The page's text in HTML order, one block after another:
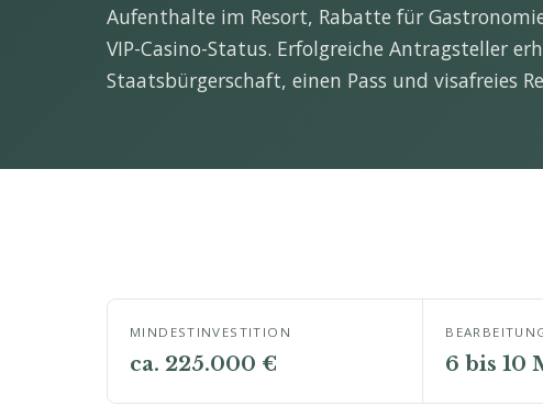
Aufenthalte im Resort, Rabatte für
VIP-Casino-Status. Erfolgreiche Antragsteller
Staatsbürgerschaft, einen Pass und visafreies
MINDESTINVESTITION
ca. 225.000 € 6 bis 10